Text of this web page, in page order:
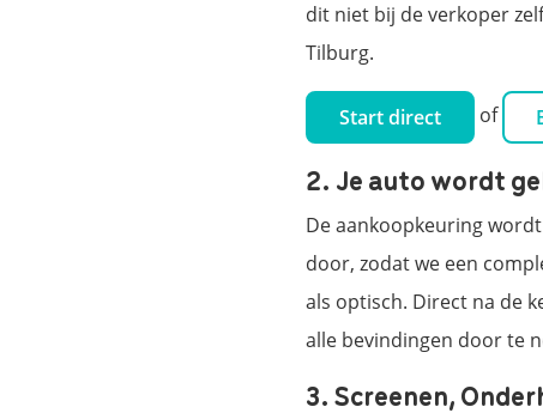
dit niet bij de verkoper
Tilburg.
Start direct of
2. Je auto wordt
De aankoopkeuring
door, zodat we een
als optisch. Direct na de
alle bevindingen door te
3. Screenen,